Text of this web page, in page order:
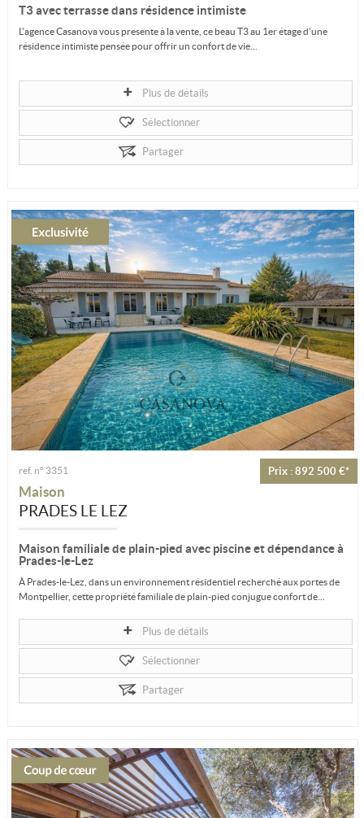
T3 avec terrasse dans résidence intimiste
L'agence Casanova vous presente à la vente, ce beau T3 au 1er étage d'une
résidence intimiste pensée pour offrir un confort de vie...
Plus de détails
Sélectionner
Partager
Prix : 892 500 €*
ref. n° 3351
Maison
PRADES LE LEZ
Maison familiale de plain-pied avec piscine et dépendance à
Prades-le-Lez
À Prades-le-Lez, dans un environnement résidentiel recherché aux portes de
Montpellier, cette propriété familiale de plain-pied conjugue confort de...
Plus de détails
Sélectionner
Partager